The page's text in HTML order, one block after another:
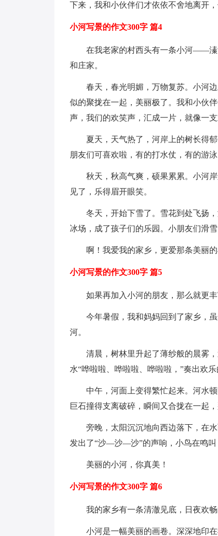
下来，我和小伙伴们才依依不舍地离开
小河写景的作文300字 篇4
在我老家的村西头有一条小河——溱
和庄家。
春天，春光明媚，万物复苏。小河
似的聚拢在一起，美丽极了。我和小伙
声，我们的欢笑声，汇成一片，就像一
夏天，天气热了，河岸上的树长得
朋友们可喜欢啦，有的打水仗，有的游
秋天，秋高气爽，硕果累累。小河
见了，乐得眉开眼笑。
冬天，开始下雪了。雪花到处飞扬
冰场，成了孩子们的乐园。小朋友们滑
啊！我爱我的家乡，更爱那条美丽的
小河写景的作文300字 篇5
如果再加入小河的朋友，那么就更丰
今年暑假，我和妈妈回到了家乡，
河。
清晨，树林里升起了薄纱般的晨雾
水“哗啦啦、哗啦啦、哗啦啦，”奏出欢
中午，河面上变得繁忙起来。河
巨石撞得支离破碎，瞬间又合拢在一起
旁晚，太阳沉沉地向西边落下，在
发出了“沙—沙—沙”的声响，小鸟在鸣叫
美丽的小河，你真美！
小河写景的作文300字 篇6
我的家乡有一条清澈见底，日夜欢畅
小河是一幅美丽的画卷。深深地印